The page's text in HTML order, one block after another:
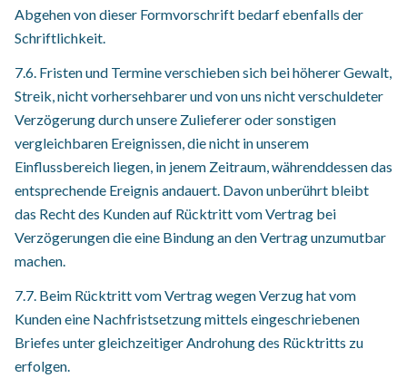
Abgehen von dieser Formvorschrift bedarf ebenfalls der
Schriftlichkeit.
7.6. Fristen und Termine verschieben sich bei höherer Gewalt,
Streik, nicht vorhersehbarer und von uns nicht verschuldeter
Verzögerung durch unsere Zulieferer oder sonstigen
vergleichbaren Ereignissen, die nicht in unserem
Einflussbereich liegen, in jenem Zeitraum, währenddessen das
entsprechende Ereignis andauert. Davon unberührt bleibt
das Recht des Kunden auf Rücktritt vom Vertrag bei
Verzögerungen die eine Bindung an den Vertrag unzumutbar
machen.
7.7. Beim Rücktritt vom Vertrag wegen Verzug hat vom
Kunden eine Nachfristsetzung mittels eingeschriebenen
Briefes unter gleichzeitiger Androhung des Rücktritts zu
erfolgen.